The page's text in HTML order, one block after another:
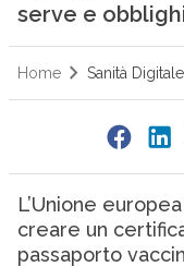
serve e
Home Sanità Digitale
L’Unione
creare un
passaporto